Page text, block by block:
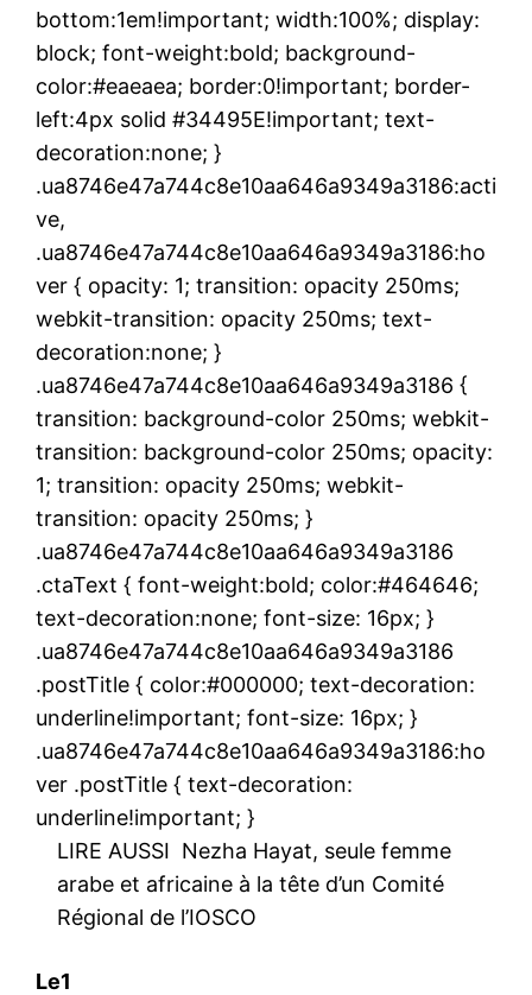
bottom:1em!important; width:100%; display:
block; font-weight:bold; background-
color:#eaeaea; border:0!important; border-
left:4px solid #34495E!important; text-
decoration:none; }
.ua8746e47a744c8e10aa646a9349a3186:acti
ve,
.ua8746e47a744c8e10aa646a9349a3186:ho
ver { opacity: 1; transition: opacity 250ms;
webkit-transition: opacity 250ms; text-
decoration:none; }
.ua8746e47a744c8e10aa646a9349a3186 {
transition: background-color 250ms; webkit-
transition: background-color 250ms; opacity:
1; transition: opacity 250ms; webkit-
transition: opacity 250ms; }
.ua8746e47a744c8e10aa646a9349a3186
.ctaText { font-weight:bold; color:#464646;
text-decoration:none; font-size: 16px; }
.ua8746e47a744c8e10aa646a9349a3186
.postTitle { color:#000000; text-decoration:
underline!important; font-size: 16px; }
.ua8746e47a744c8e10aa646a9349a3186:ho
ver .postTitle { text-decoration:
underline!important; }
LIRE AUSSI Nezha Hayat, seule femme
arabe et africaine à la tête d’un Comité
Régional de l’IOSCO
Le1